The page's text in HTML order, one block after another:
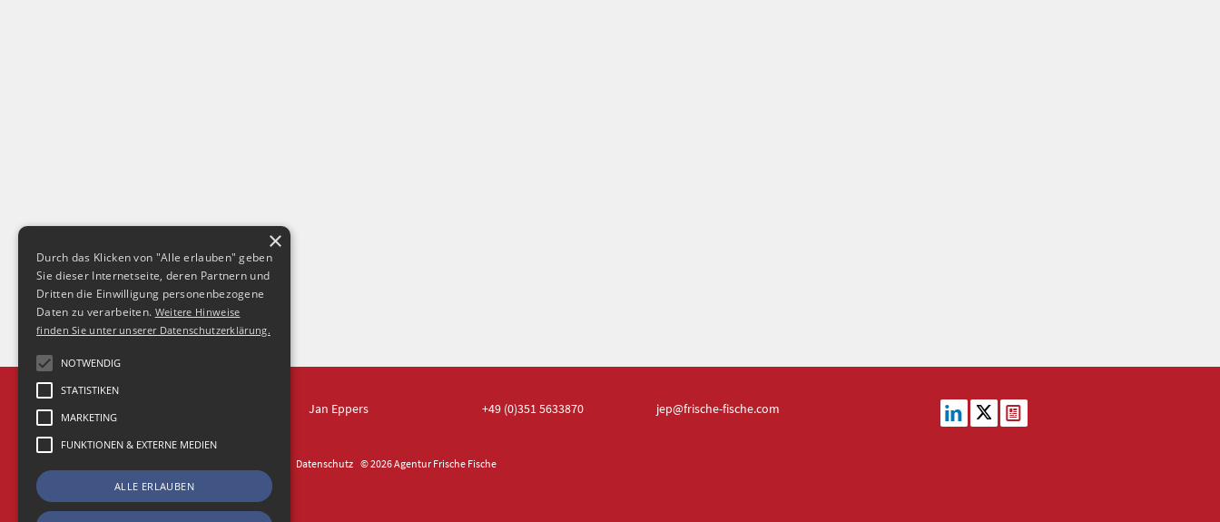
Jan Eppers +49 (0)3515633870 jep@frische-fische.com
Datenschutz © 2026 Agentur Frische Fische
×
Durch das Klicken von "Alle erlauben" geben
Sie dieser Internetseite, deren Partnern und
Dritten die Einwilligung personenbezogene
Daten zu verarbeiten. Weitere Hinweise
finden Sie unter unserer Datenschutzerklärung.
NOTWENDIG
STATISTIKEN
MARKETING
FUNKTIONEN & EXTERNE MEDIEN
ALLE ERLAUBEN